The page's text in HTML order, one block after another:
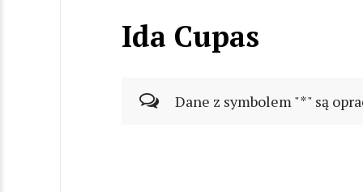
Ida Cupas
Dane z symbolem "*" są